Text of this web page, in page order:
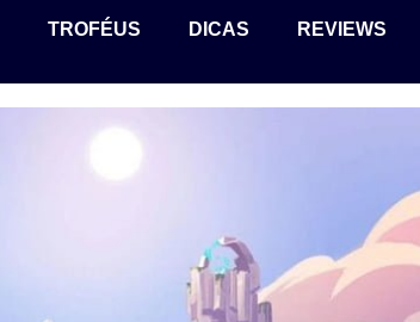
TROFÉUS DICAS REVIEWS